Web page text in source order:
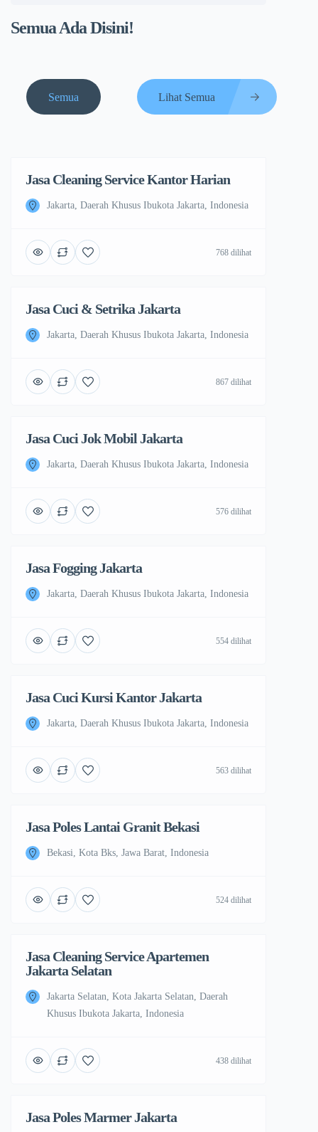
Semua Ada Disini!
Semua Lihat Semua
Jasa Cleaning Service Kantor Harian
Jakarta, Daerah Khusus Ibukota Jakarta, Indonesia
768 dilihat
Jasa Cuci & Setrika Jakarta
Jakarta, Daerah Khusus Ibukota Jakarta, Indonesia
867 dilihat
Jasa Cuci Jok Mobil Jakarta
Jakarta, Daerah Khusus Ibukota Jakarta, Indonesia
576 dilihat
Jasa Fogging Jakarta
Jakarta, Daerah Khusus Ibukota Jakarta, Indonesia
554 dilihat
Jasa Cuci Kursi Kantor Jakarta
Jakarta, Daerah Khusus Ibukota Jakarta, Indonesia
563 dilihat
Jasa Poles Lantai Granit Bekasi
Bekasi, Kota Bks, Jawa Barat, Indonesia
524 dilihat
Jasa Cleaning Service Apartemen
Jakarta Selatan
Jakarta Selatan, Kota Jakarta Selatan, Daerah
Khusus Ibukota Jakarta, Indonesia
438 dilihat
Jasa Poles Marmer Jakarta